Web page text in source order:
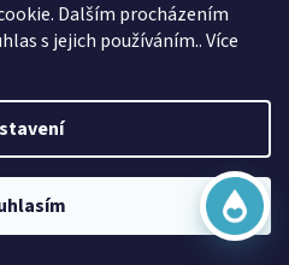
Dalším procházením
s jejich používáním.. Více
Skladem
15 390 Kč bez DPH
konverzaci